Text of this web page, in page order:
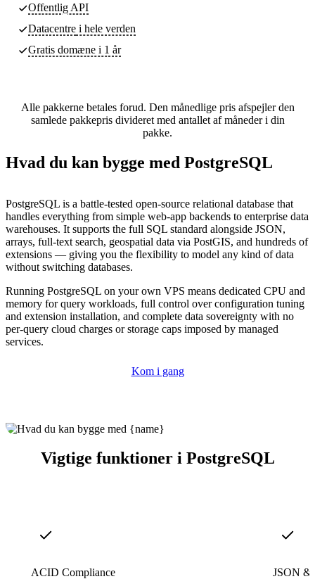
Offentlig API
Datacentre i hele verden
Gratis domæne i 1 år
Alle pakkerne betales forud. Den månedlige pris afspejler den
samlede pakkepris divideret med antallet af måneder i din
pakke.
Hvad du kan bygge med PostgreSQL
PostgreSQL is a battle-tested open-source relational database that
handles everything from simple web-app backends to enterprise data
warehouses. It supports the full SQL standard alongside JSON,
arrays, full-text search, geospatial data via PostGIS, and hundreds of
extensions — giving you the flexibility to model any kind of data
without switching databases.
Running PostgreSQL on your own VPS means dedicated CPU and
memory for query workloads, full control over configuration tuning
and extension installation, and complete data sovereignty with no
per-query cloud charges or storage caps imposed by managed
services.
Kom i gang
Vigtige funktioner i PostgreSQL
ACID Compliance JSON &